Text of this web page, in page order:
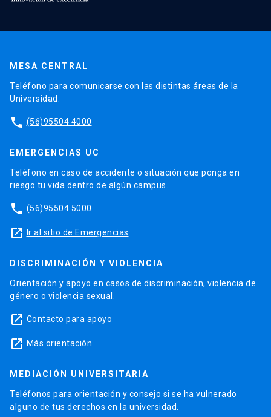
MESA CENTRAL
Teléfono para comunicarse con las distintas áreas de la
Universidad.
phone (56)95504 4000
EMERGENCIAS UC
Teléfono en caso de accidente o situación que ponga en
riesgo tu vida dentro de algún campus.
phone (56)95504 5000
launch Ir al sitio de Emergencias
DISCRIMINACIÓN Y VIOLENCIA
Orientación y apoyo en casos de discriminación, violencia de
género o violencia sexual.
launch Contacto para apoyo
launch Más orientación
MEDIACIÓN UNIVERSITARIA
Teléfonos para orientación y consejo si se ha vulnerado
alguno de tus derechos en la universidad.